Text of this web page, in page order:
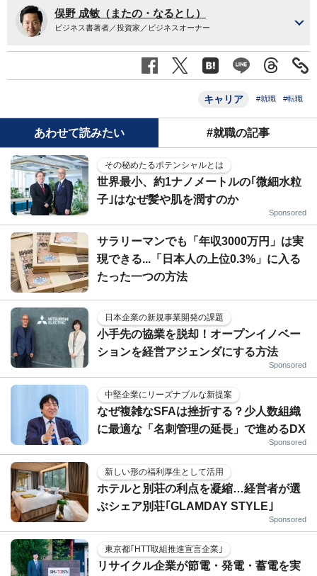
俣野 成敏（またの・なるとし）
ビジネス書著者／投資家／ビジネスオーナー
キャリア #就職 #転職
あわせて読みたい #就職の記事
その秘めたるポテンシャルとは
世界最小、約1ナノメートルの｢微細水粒
子｣はなぜ髪や肌を潤すのか
Sponsored
サラリーマンでも「年収3000万円」は実
現できる...「日本人の上位0.3%」に入る
たった一つの方法
日本企業の新規事業開発の課題
小手先の協業を脱却！オープンイノベー
ションを経営アジェンダにする方法
Sponsored
中堅企業にリーズナブルな新提案
なぜ複雑なSFAは挫折する？少人数組織
に最適な「名刺管理の延長」で進めるDX
Sponsored
新しい形の福利厚生として活用
ホテルと別荘の利点を凝縮…経営者が選
ぶシェア別荘｢GLAMDAY STYLE｣
Sponsored
東京都｢HTT取組推進宣言企業｣
リサイクル企業が節電・発電・蓄電を実